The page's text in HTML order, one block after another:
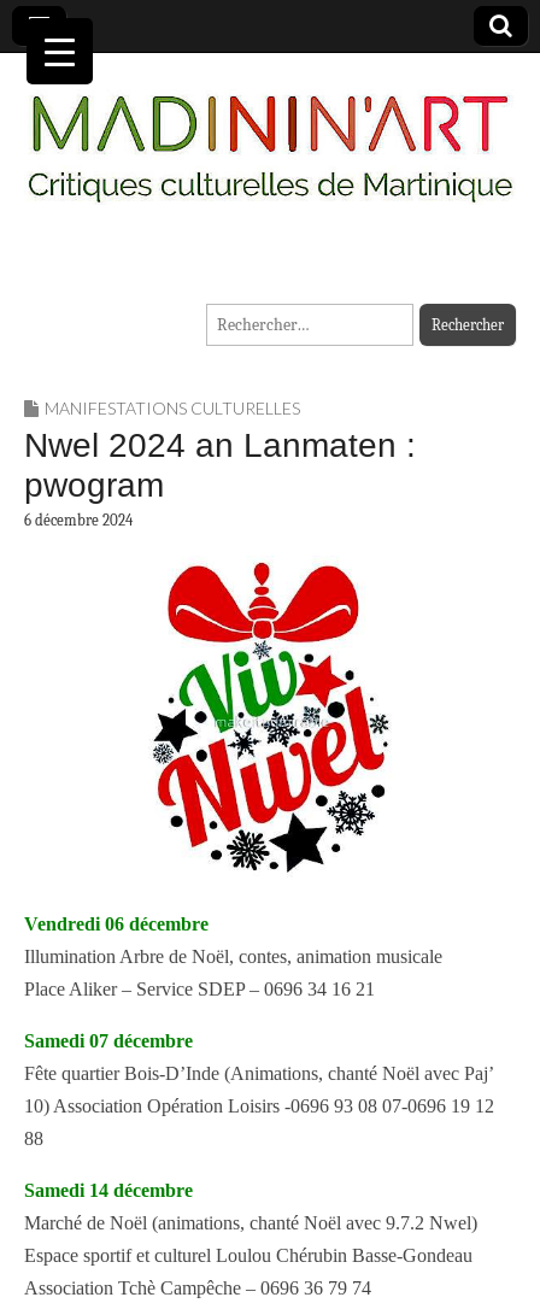
MADININ'ART
Rechercher :
MANIFESTATIONS CULTURELLES
Nwel 2024 an Lanmaten :
pwogram
6 décembre 2024
Vendredi 06 décembre
Illumination Arbre de Noël, contes, animation musicale
Place Aliker – Service SDEP – 0696 34 16 21
Samedi 07 décembre
Fête quartier Bois-D’Inde (Animations, chanté Noël avec Paj’
10) Association Opération Loisirs -0696 93 08 07-0696 19 12
88
Samedi 14 décembre
Marché de Noël (animations, chanté Noël avec 9.7.2 Nwel)
Espace sportif et culturel Loulou Chérubin Basse-Gondeau
Association Tchè Campêche – 0696 36 79 74